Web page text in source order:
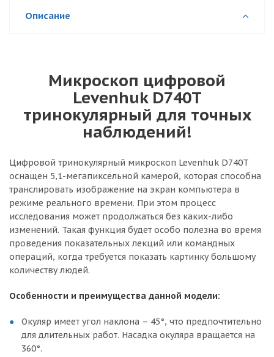
Описание
Микроскоп цифровой
Levenhuk D740T
тринокулярный для точных
наблюдений!
Цифровой тринокулярный микроскоп Levenhuk D740T
оснащен 5,1-мегапиксельной камерой, которая способна
транслировать изображение на экран компьютера в
режиме реального времени. При этом процесс
исследования может продолжаться без каких-либо
изменений. Такая функция будет особо полезна во время
проведения показательных лекций или командных
операций, когда требуется показать картинку большому
количеству людей.
Особенности и преимущества данной модели:
Окуляр имеет угол наклона – 45°, что предпочтительно
для длительных работ. Насадка окуляра вращается на
360°.